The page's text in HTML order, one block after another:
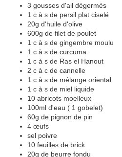
3 gousses d'ail dégermés
1 c à s de persil plat ciselé
20g d'huile d'olive
600g de filet de poulet
1 c à s de gingembre moulu
1 c à s de curcuma
1 c à s de Ras el Hanout
2 c à c de cannelle
1 c à s de mélange oriental
1 c à s de miel liquide
10 abricots moelleux
100ml d'eau ( 1 gobelet)
60g de pignon de pin
4 œufs
sel poivre
10 feuilles de brick
20g de beurre fondu